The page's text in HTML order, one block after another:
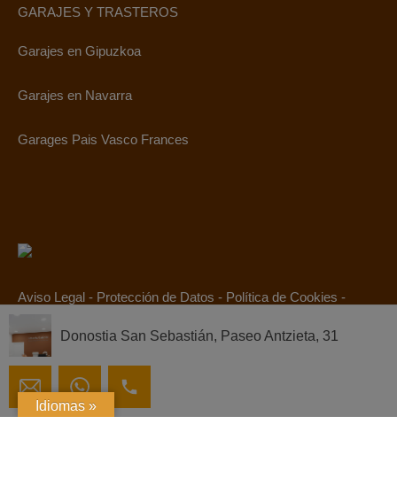
GARAJES Y TRASTEROS
Garajes en Gipuzkoa
Garajes en Navarra
Garages Pais Vasco Frances
Aviso Legal - Protección de Datos - Política de Cookies -
Idiomas »
Donostia San Sebastián, Paseo Antzieta, 31